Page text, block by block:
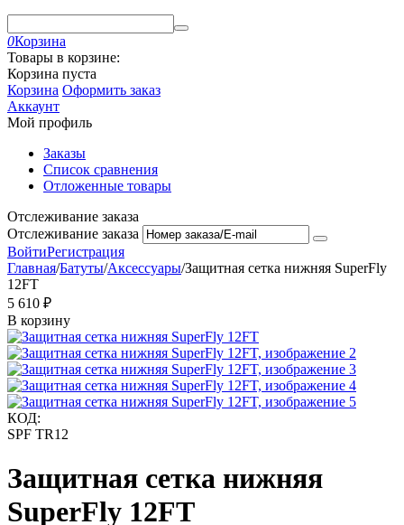
0Корзина
Товары в корзине:
Корзина пуста
Корзина Оформить заказ
Аккаунт
Мой профиль
Заказы
Список сравнения
Отложенные товары
Отслеживание заказа
Отслеживание заказа
ВойтиРегистрация
Главная/Батуты/Аксессуары/Защитная сетка нижняя SuperFly
12FT
5 610 ₽
В корзину
КОД:
SPF TR12
Защитная сетка нижняя
SuperFly 12FT